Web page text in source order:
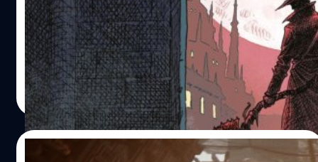
ข่าวลือ Bloodborne มีแผนจะพอร์ตให้ PC แต่ถูกยกเลิกไป
แล้ว
จีรนาถ เรืองทรัพย์| 1258 days ago
Read More
07/02/2023